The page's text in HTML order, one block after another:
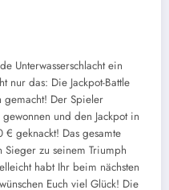
Unterwasserschlacht ein
nur das: Die Jackpot-Battle
gemacht! Der Spieler
und den Jackpot in
geknackt! Das gesamte
Sieger zu seinem Triumph
habt Ihr beim nächsten
Euch viel Glück! Die